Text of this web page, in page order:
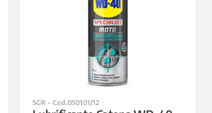
SGR - Cod.050101/12